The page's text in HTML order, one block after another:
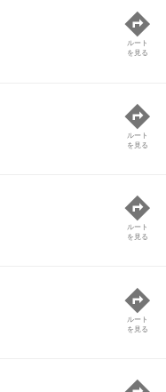
ルート
を見る
ルート
を見る
ルート
を見る
ルート
を見る